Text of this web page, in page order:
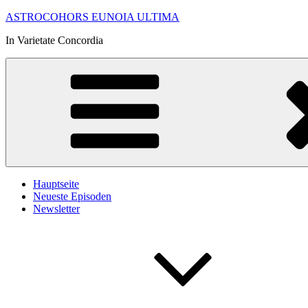
Zum
springen
ASTROCOHORS EUNOIA ULTIMA
In Varietate Concordia
Hauptseite
Neueste Episoden
Newsletter